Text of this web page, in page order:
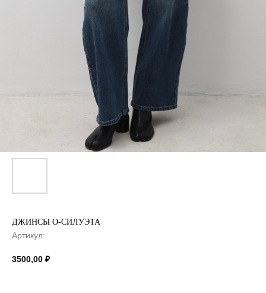
ДЖИНСЫ О-СИЛУЭТА
Артикул:
3500,00 ₽